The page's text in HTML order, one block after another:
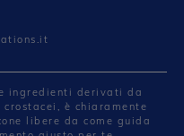
ingredienti derivati da
è chiaramente
libere da come guida